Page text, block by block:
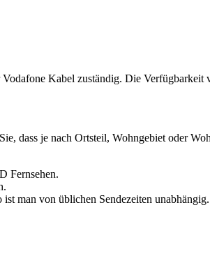
Kabel zuständig. Die
dass je nach Ortsteil, Wohngebiet oder
Fernsehen.
man von üblichen Sendezeiten unabhängig.